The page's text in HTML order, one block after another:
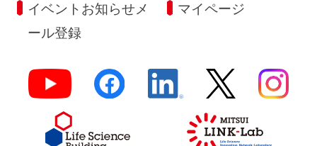
イベントお知らせメ
ール登録
マイページ